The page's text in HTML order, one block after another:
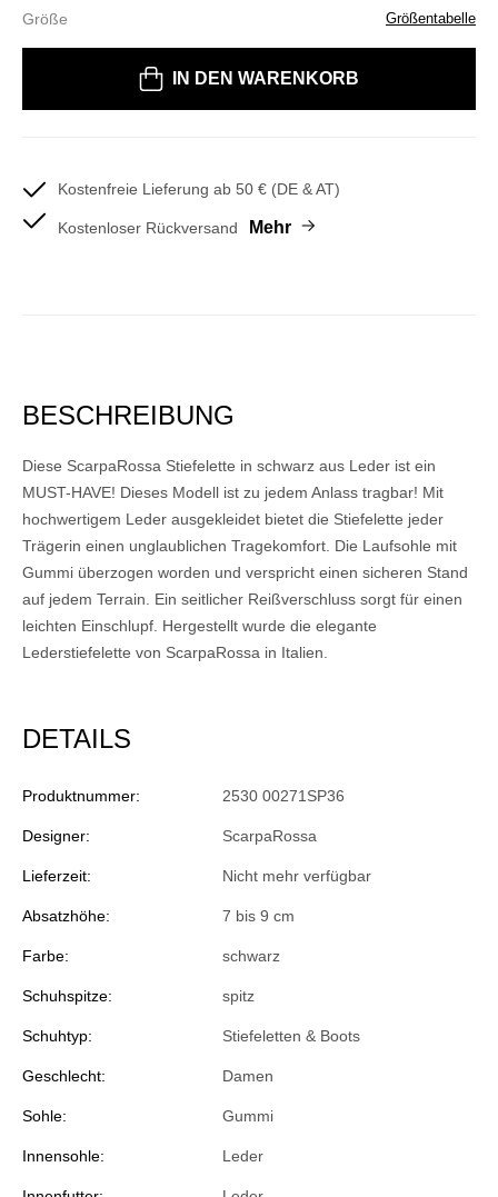
Größe Größentabelle
IN DEN WARENKORB
Kostenfreie Lieferung ab 50 € (DE & AT)
Kostenloser Rückversand Mehr
BESCHREIBUNG
Diese ScarpaRossa Stiefelette in schwarz aus Leder ist ein
MUST-HAVE! Dieses Modell ist zu jedem Anlass tragbar! Mit
hochwertigem Leder ausgekleidet bietet die Stiefelette jeder
Trägerin einen unglaublichen Tragekomfort. Die Laufsohle mit
Gummi überzogen worden und verspricht einen sicheren Stand
auf jedem Terrain. Ein seitlicher Reißverschluss sorgt für einen
leichten Einschlupf. Hergestellt wurde die elegante
Lederstiefelette von ScarpaRossa in Italien.
DETAILS
Produktnummer: 2530 00271SP36
Designer: ScarpaRossa
Lieferzeit: Nicht mehr verfügbar
Absatzhöhe: 7 bis 9 cm
Farbe: schwarz
Schuhspitze: spitz
Schuhtyp: Stiefeletten & Boots
Geschlecht: Damen
Sohle: Gummi
Innensohle: Leder